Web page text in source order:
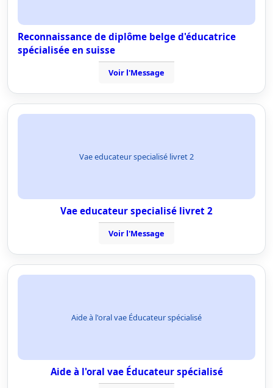
Reconnaissance de diplôme belge d'éducatrice
spécialisée en suisse
Voir l'Message
Vae educateur specialisé livret 2
Vae educateur specialisé livret 2
Voir l'Message
Aide à l'oral vae Éducateur spécialisé
Aide à l'oral vae Éducateur spécialisé